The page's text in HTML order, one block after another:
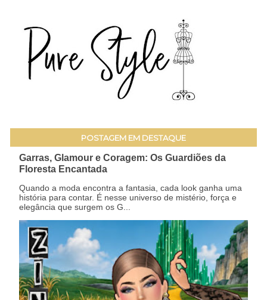
POSTAGEM EM DESTAQUE
Garras, Glamour e Coragem: Os Guardiões da
Floresta Encantada
Quando a moda encontra a fantasia, cada look ganha uma
história para contar. É nesse universo de mistério, força e
elegância que surgem os G...